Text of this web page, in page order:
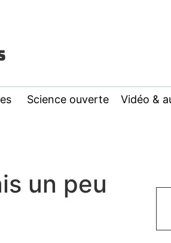
Science ouverte Vidéo &
un peu